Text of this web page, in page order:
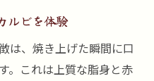
ルビを体験
は、焼き上げた瞬間に口
。これは上質な脂身と赤